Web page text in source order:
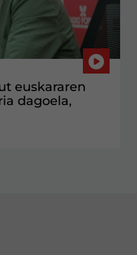
euskararen
dagoela,